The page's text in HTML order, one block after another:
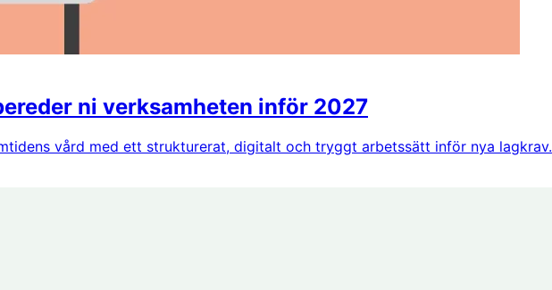
ni verksamheten inför 2027
vård med ett strukturerat, digitalt och tryggt arbetssätt inför nya lagkrav.